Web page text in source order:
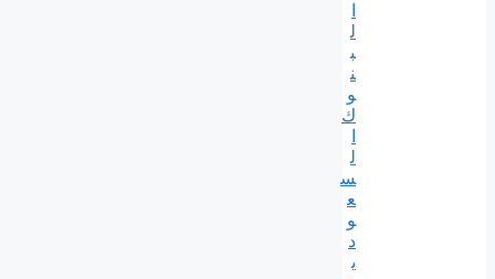
ل
ب
ن
و
ك
ل
س
ع
و
د
ي